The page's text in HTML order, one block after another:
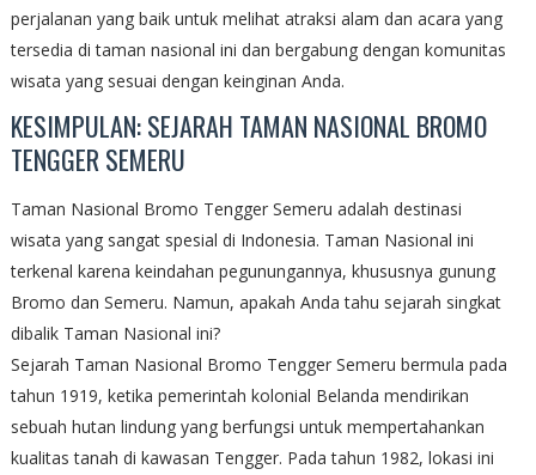
perjalanan yang baik untuk melihat atraksi alam dan acara yang
tersedia di taman nasional ini dan bergabung dengan komunitas
wisata yang sesuai dengan keinginan Anda.
KESIMPULAN: SEJARAH TAMAN NASIONAL BROMO
TENGGER SEMERU
Taman Nasional Bromo Tengger Semeru adalah destinasi
wisata yang sangat spesial di Indonesia. Taman Nasional ini
terkenal karena keindahan pegunungannya, khususnya gunung
Bromo dan Semeru. Namun, apakah Anda tahu sejarah singkat
dibalik Taman Nasional ini?
Sejarah Taman Nasional Bromo Tengger Semeru bermula pada
tahun 1919, ketika pemerintah kolonial Belanda mendirikan
sebuah hutan lindung yang berfungsi untuk mempertahankan
kualitas tanah di kawasan Tengger. Pada tahun 1982, lokasi ini